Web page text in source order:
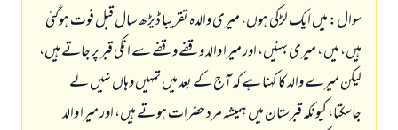
سوال: میں ایک لڑکی ہوں، میری والدہ تقریبا ڈیڑھ سال قبل فوت ہوگئی
ہیں، میں ، میری بہنیں، اور میرا والد وقفے وقفے سے انکی قبر پر جاتے ہیں،
لیکن میرے والد کا کہنا ہے کہ آج کے بعد میں تمہیں وہاں نہیں لے
جاسکتا، کیونکہ قبرستان میں ہمیشہ مرد حضرات ہوتے ہیں، اور میرا والد